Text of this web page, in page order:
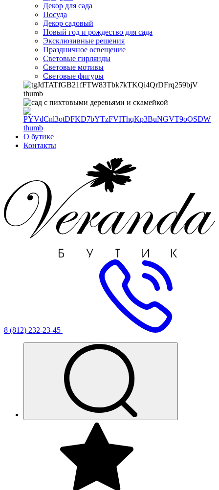
Декор для сада
Посуда
Декор садовый
Новый год и рождество для сада
Эксклюзивные решения
Праздничное освещение
Световые гирлянды
Световые мотивы
Световые фигуры
О бутике
Контакты
8 (812) 232-23-45